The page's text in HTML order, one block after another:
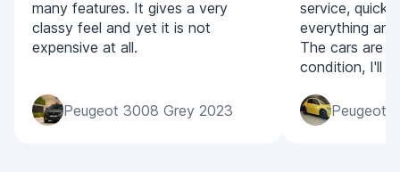
many features. It gives a very
classy feel and yet it is not
expensive at all.
Peugeot 3008 Grey 2023
service,
everything
The cars are
condition, I'll
Peugeot